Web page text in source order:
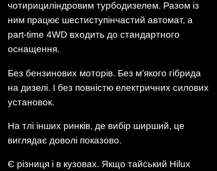
чотирициліндровим турбодизелем. Разом із
ним працює шестиступінчастий автомат, а
part-time 4WD входить до стандартного
оснащення.
Без бензинових моторів. Без м’якого гібрида
на дизелі. І без повністю електричних силових
установок.
На тлі інших ринків, де вибір ширший, це
виглядає доволі показово.
Є різниця і в кузовах. Якщо тайський Hilux